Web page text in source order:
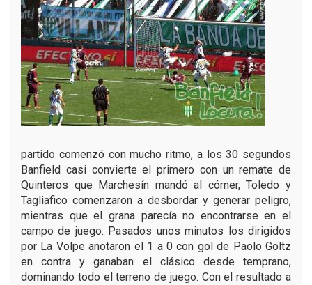
partido comenzó con mucho ritmo, a los 30 segundos
Banfield casi convierte el primero con un remate de
Quinteros que Marchesín mandó al córner, Toledo y
Tagliafico comenzaron a desbordar y generar peligro,
mientras que el grana parecía no encontrarse en el
campo de juego. Pasados unos minutos los dirigidos
por La Volpe anotaron el 1 a 0 con gol de Paolo Goltz
en contra y ganaban el clásico desde temprano,
dominando todo el terreno de juego. Con el resultado a